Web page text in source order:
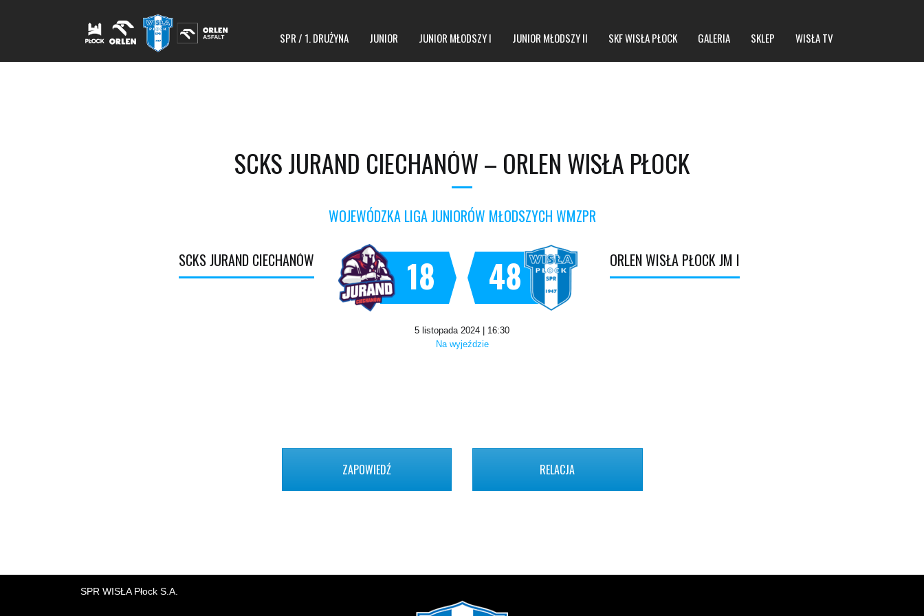
SPR / 1. DRUŻYNA JUNIOR JUNIOR MŁODSZY I JUNIOR MŁODSZY II SKF WISŁA PŁOCK GALERIA SKLEP WISŁA TV
SCKS JURAND CIECHANÓW – ORLEN WISŁA PŁOCK
WOJEWÓDZKA LIGA JUNIORÓW MŁODSZYCH WMZPR
18
SCKS JURAND CIECHANÓW 48 ORLEN WISŁA PŁOCK JM I
5 listopada 2024 | 16:30
Na wyjeździe
ZAPOWIEDŹ RELACJA
SPR WISŁA Płock S.A.